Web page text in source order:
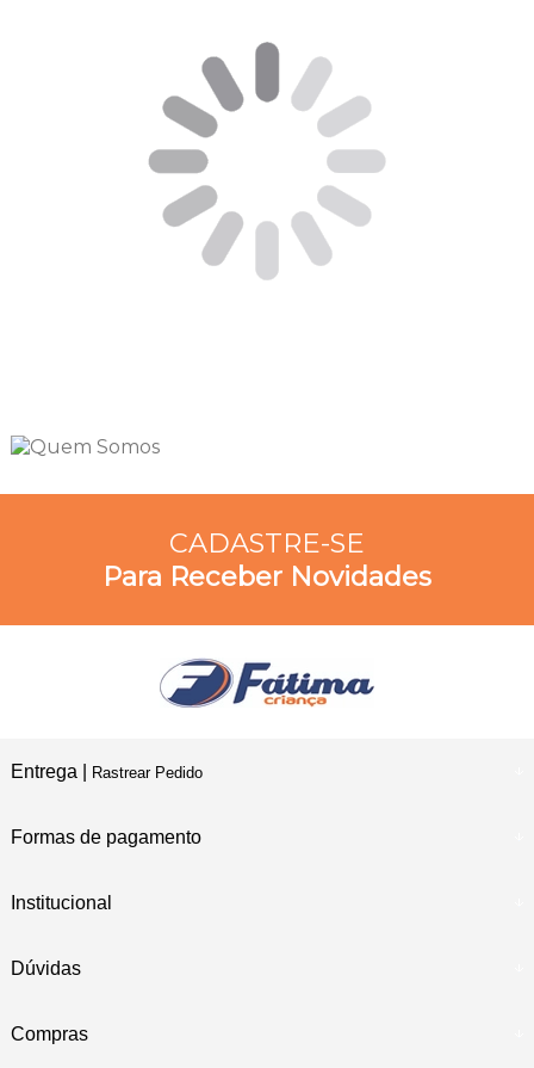
CADASTRE-SE
Para Receber Novidades
Entrega | Rastrear Pedido
Formas de pagamento
Institucional
Dúvidas
Compras